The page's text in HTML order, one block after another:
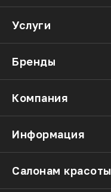
Услуги
Бренды
Компания
Информация
Салонам красоты